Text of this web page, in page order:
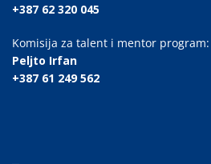
+387 62 320 045
Komisija za talent i mentor program:
Peljto Irfan
+387 61 249 562